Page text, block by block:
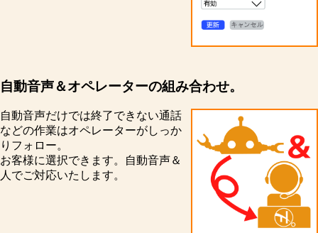
自動音声＆オペレーターの組み合わせ。
自動音声だけでは終了できない通話
などの作業はオペレーターがしっか
りフォロー。
お客様に選択できます。自動音声＆
人でご対応いたします。